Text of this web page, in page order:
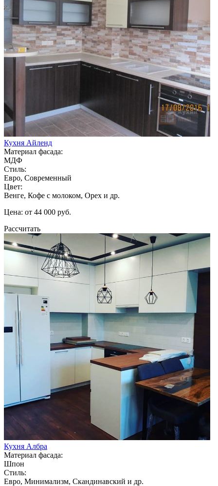
Кухня Айленд
Материал фасада:
МДФ
Стиль:
Евро, Современный
Цвет:
Венге, Кофе с молоком, Орех и др.
Цена: от 44 000 руб.
Рассчитать
Кухня Албра
Материал фасада:
Шпон
Стиль:
Евро, Минимализм, Скандинавский и др.